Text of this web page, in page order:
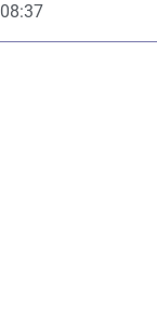
08:37